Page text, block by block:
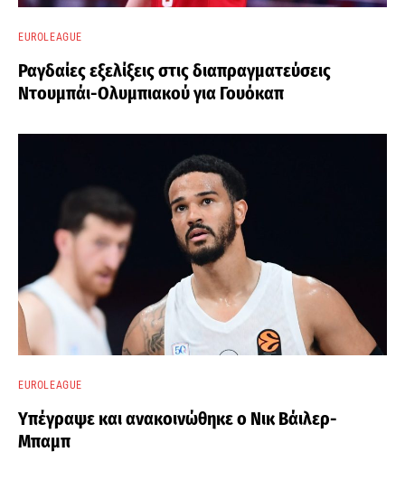
EUROLEAGUE
Ραγδαίες εξελίξεις στις διαπραγματεύσεις
Ντουμπάι-Ολυμπιακού για Γουόκαπ
EUROLEAGUE
Υπέγραψε και ανακοινώθηκε ο Νικ Βάιλερ-
Μπαμπ